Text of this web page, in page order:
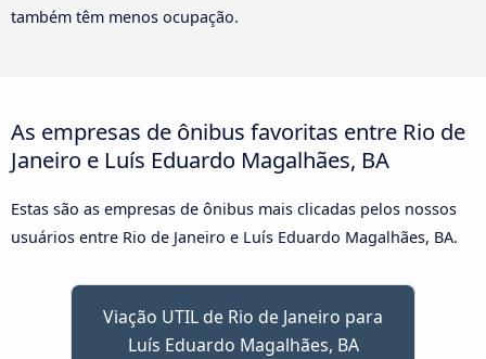
também têm menos ocupação.
As empresas de ônibus favoritas entre Rio de
Janeiro e Luís Eduardo Magalhães, BA
Estas são as empresas de ônibus mais clicadas pelos nossos
usuários entre Rio de Janeiro e Luís Eduardo Magalhães, BA.
Viação UTIL de Rio de Janeiro para
Luís Eduardo Magalhães, BA